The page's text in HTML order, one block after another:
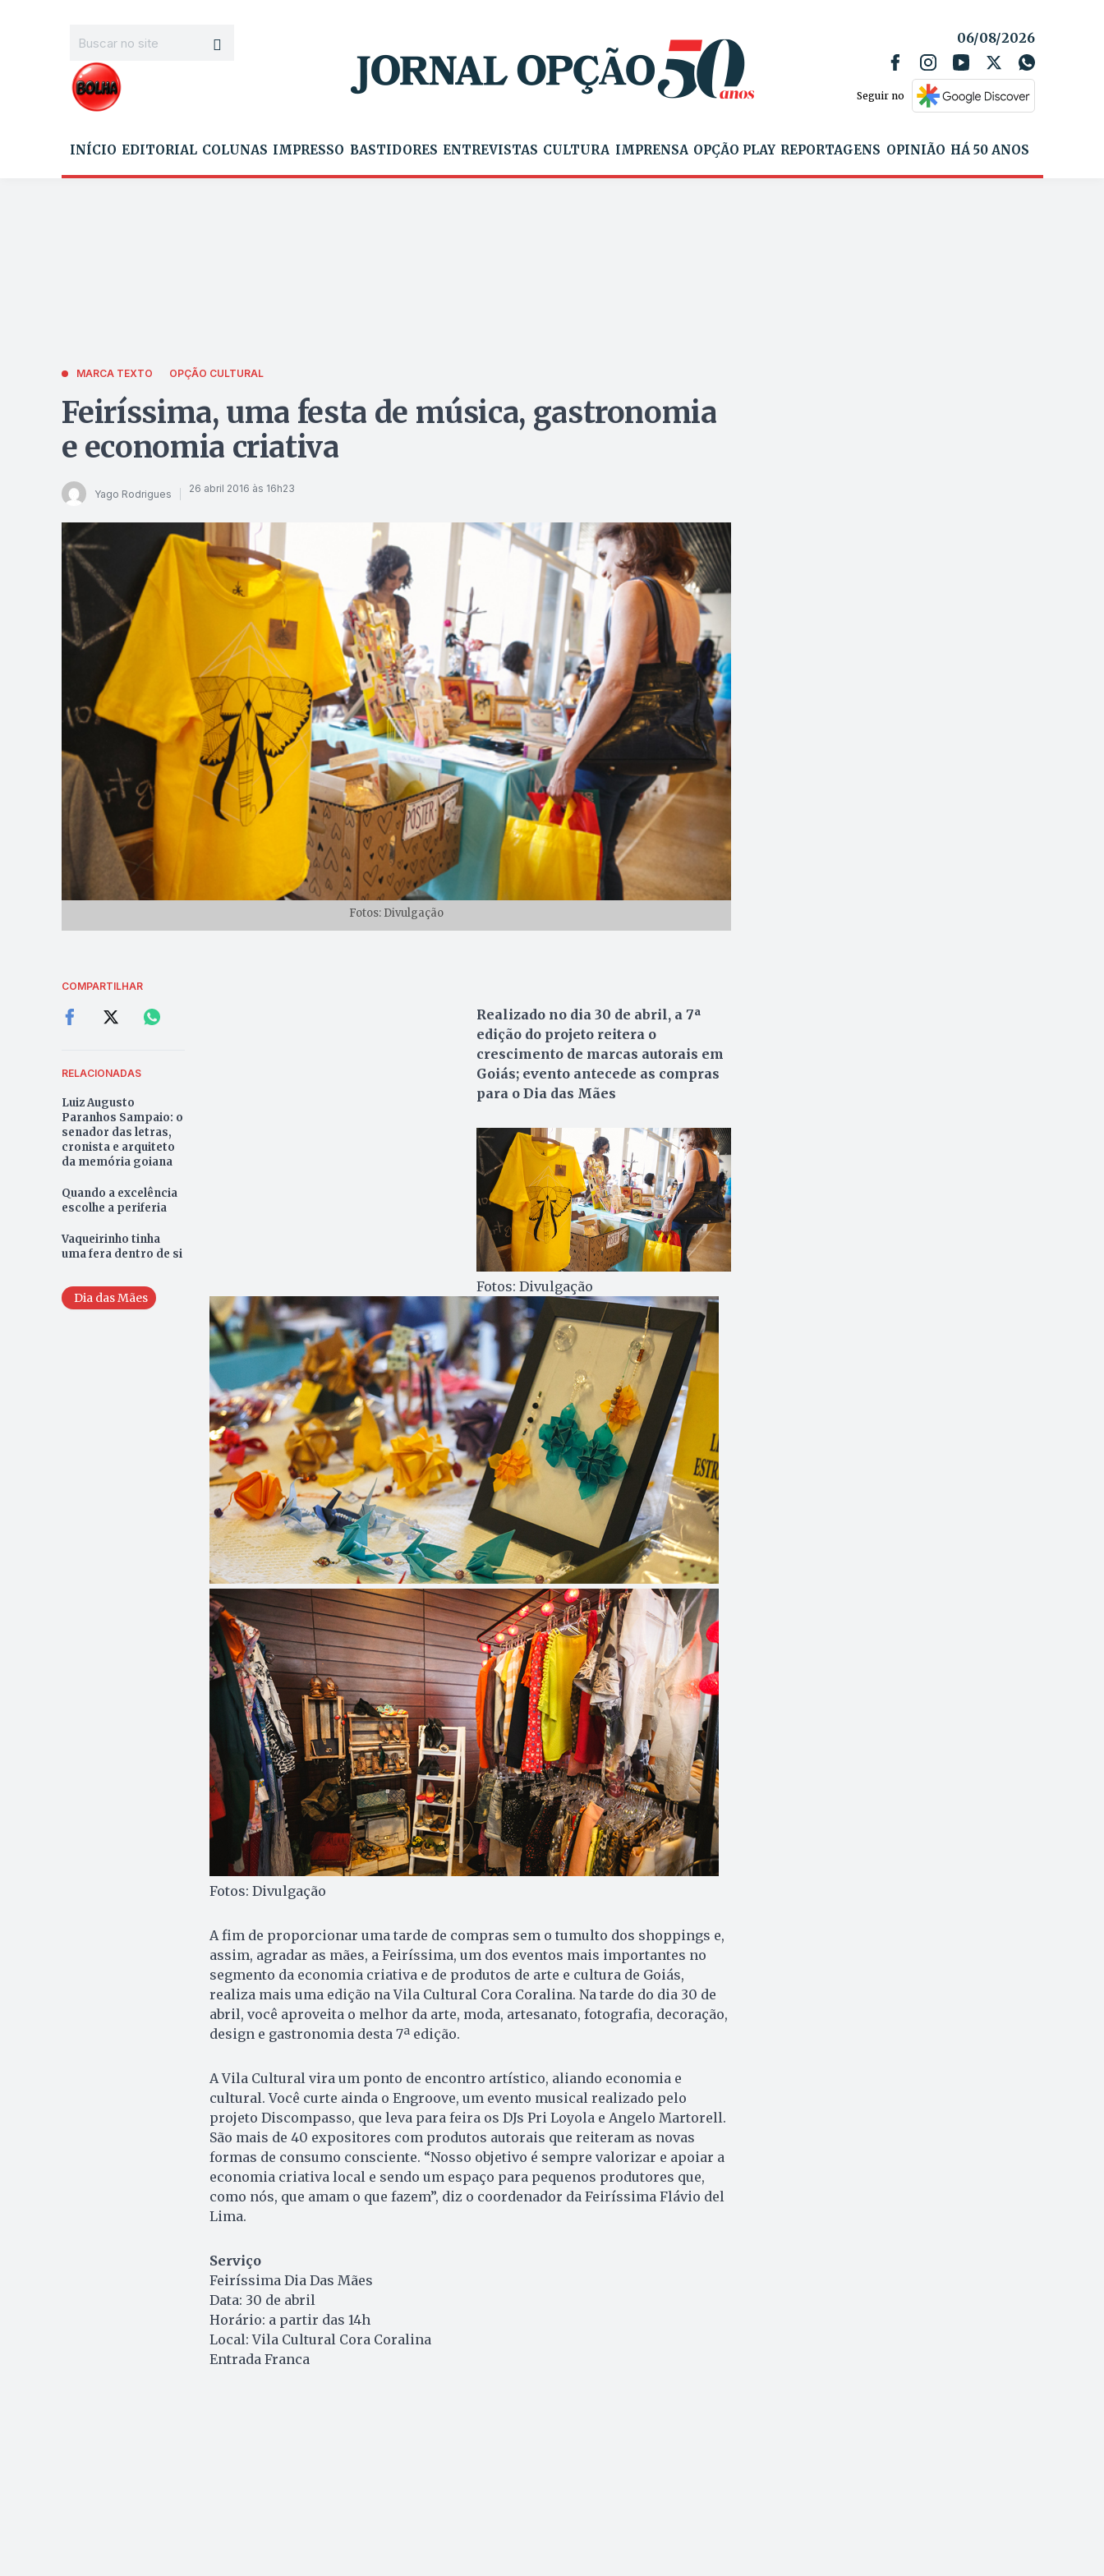
06/08/2026
Seguir no
INÍCIO EDITORIAL COLUNAS IMPRESSO BASTIDORES ENTREVISTAS CULTURA IMPRENSA OPÇÃO PLAY REPORTAGENS OPINIÃO HÁ 50 ANOS
MARCA TEXTO OPÇÃO CULTURAL
Feiríssima, uma festa de música, gastronomia
e economia criativa
Yago Rodrigues 26 abril 2016 às 16h23
Fotos: Divulgação
COMPARTILHAR
RELACIONADAS
Luiz Augusto
Paranhos Sampaio: o
senador das letras,
cronista e arquiteto
da memória goiana
Quando a excelência
escolhe a periferia
Vaqueirinho tinha
uma fera dentro de si
Dia das Mães
Realizado no dia 30 de abril, a 7ª
edição do projeto reitera o
crescimento de marcas autorais em
Goiás; evento antecede as compras
para o Dia das Mães
Fotos: Divulgação
Fotos: Divulgação
A fim de proporcionar uma tarde de compras sem o tumulto dos shoppings e,
assim, agradar as mães, a Feiríssima, um dos eventos mais importantes no
segmento da economia criativa e de produtos de arte e cultura de Goiás,
realiza mais uma edição na Vila Cultural Cora Coralina. Na tarde do dia 30 de
abril, você aproveita o melhor da arte, moda, artesanato, fotografia, decoração,
design e gastronomia desta 7ª edição.
A Vila Cultural vira um ponto de encontro artístico, aliando economia e
cultural. Você curte ainda o Engroove, um evento musical realizado pelo
projeto Discompasso, que leva para feira os DJs Pri Loyola e Angelo Martorell.
São mais de 40 expositores com produtos autorais que reiteram as novas
formas de consumo consciente. “Nosso objetivo é sempre valorizar e apoiar a
economia criativa local e sendo um espaço para pequenos produtores que,
como nós, que amam o que fazem”, diz o coordenador da Feiríssima Flávio del
Lima.
Serviço
Feiríssima Dia Das Mães
Data: 30 de abril
Horário: a partir das 14h
Local: Vila Cultural Cora Coralina
Entrada Franca